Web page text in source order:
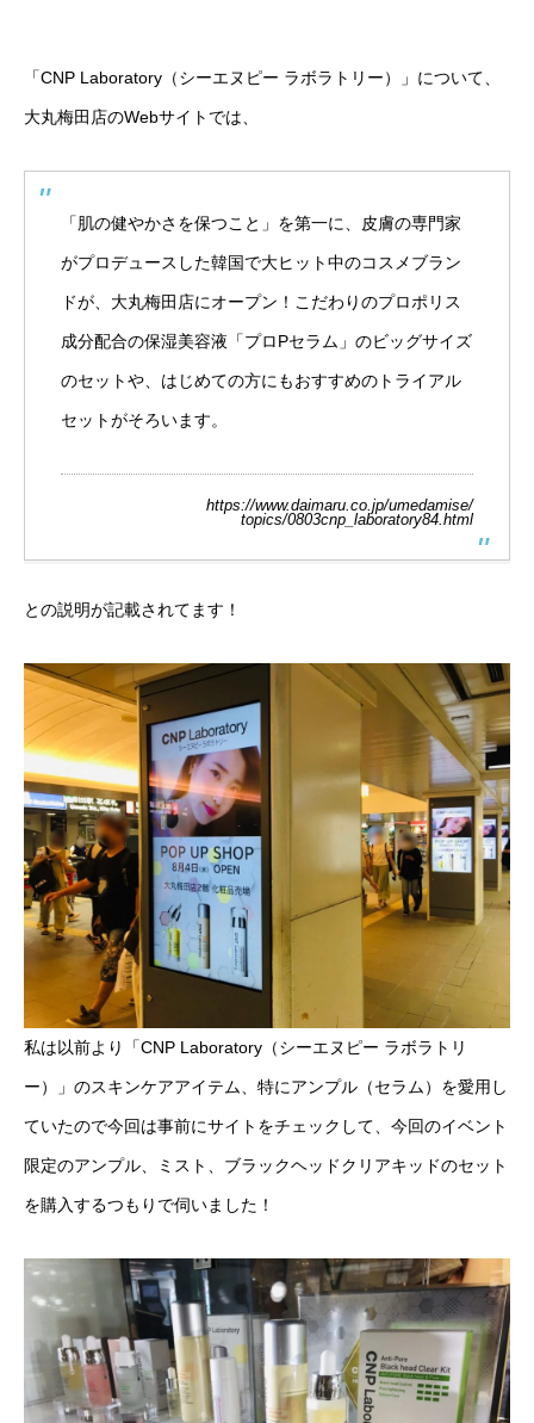
「CNP Laboratory（シーエヌピー ラボラトリー）」について、
大丸梅田店のWebサイトでは、
「肌の健やかさを保つこと」を第一に、皮膚の専門家
がプロデュースした韓国で大ヒット中のコスメブラン
ドが、大丸梅田店にオープン！こだわりのプロポリス
成分配合の保湿美容液「プロPセラム」のビッグサイズ
のセットや、はじめての方にもおすすめのトライアル
セットがそろいます。
https://www.daimaru.co.jp/umedamise/
topics/0803cnp_laboratory84.html
との説明が記載されてます！
私は以前より「CNP Laboratory（シーエヌピー ラボラトリ
ー）」のスキンケアアイテム、特にアンプル（セラム）を愛用し
ていたので今回は事前にサイトをチェックして、今回のイベント
限定のアンプル、ミスト、ブラックヘッドクリアキッドのセット
を購入するつもりで伺いました！